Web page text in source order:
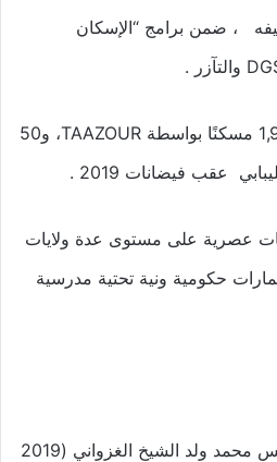
في كيفه ، ضمن برامج “الإسكان
إضافة إلى ذلك، تم بناء 1,932 مسكنًا بواسطة TAAZOUR، و50
عصرية على مستوى عدة ولايات
حكومية ونية تحتية مدرسية
خلال المأمورية الأولى للرئيس محمد ولد الشيخ الغزواني (2019